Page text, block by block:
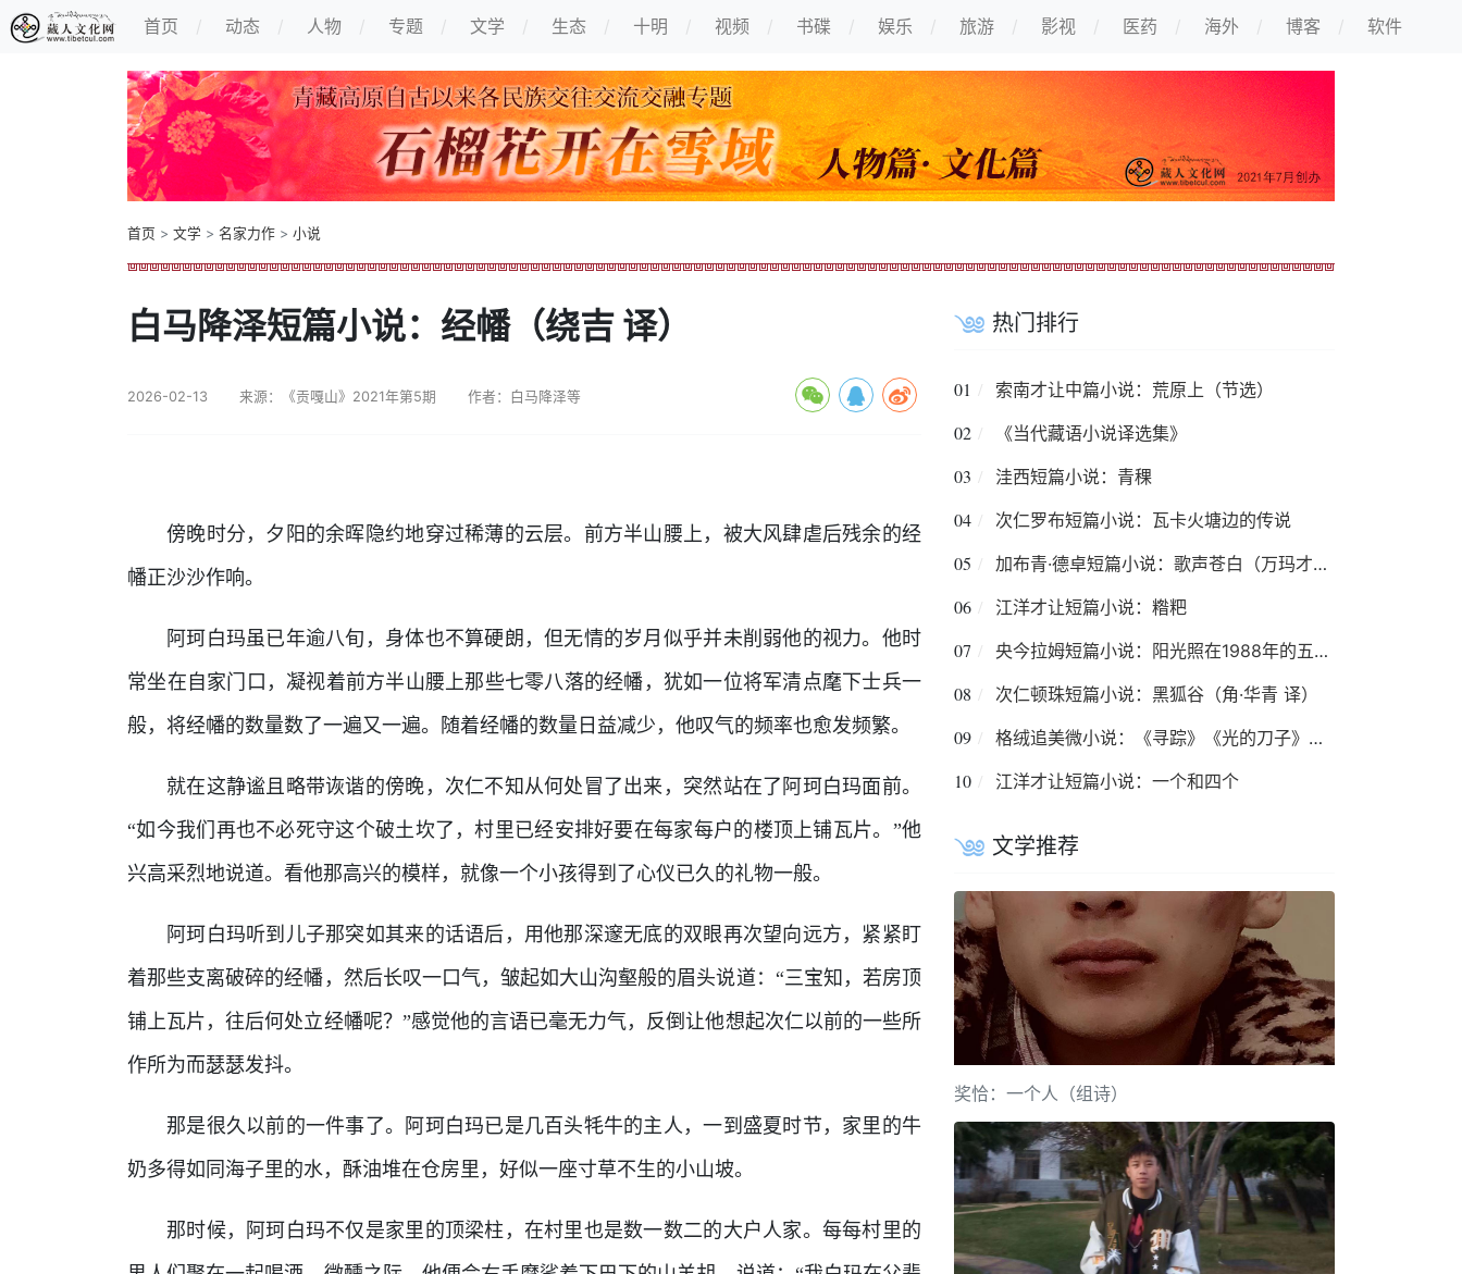
首页 动态 人物 专题 文学 生态 十明 视频 书碟 娱乐 旅游 影视 医药 海外 博客 软件
首页 > 文学 > 名家力作 > 小说
白马降泽短篇小说：经幡（绕吉 译）
2026-02-13 来源：《贡嘎山》2021年第5期 作者：白马降泽等
傍晚时分，夕阳的余晖隐约地穿过稀薄的云层。前方半山腰上，被大风肆虐后残余的经
幡正沙沙作响。
阿珂白玛虽已年逾八旬，身体也不算硬朗，但无情的岁月似乎并未削弱他的视力。他时
常坐在自家门口，凝视着前方半山腰上那些七零八落的经幡，犹如一位将军清点麾下士兵一
般，将经幡的数量数了一遍又一遍。随着经幡的数量日益减少，他叹气的频率也愈发频繁。
就在这静谧且略带诙谐的傍晚，次仁不知从何处冒了出来，突然站在了阿珂白玛面前。
“如今我们再也不必死守这个破土坎了，村里已经安排好要在每家每户的楼顶上铺瓦片。”他
兴高采烈地说道。看他那高兴的模样，就像一个小孩得到了心仪已久的礼物一般。
阿珂白玛听到儿子那突如其来的话语后，用他那深邃无底的双眼再次望向远方，紧紧盯
着那些支离破碎的经幡，然后长叹一口气，皱起如大山沟壑般的眉头说道：“三宝知，若房顶
铺上瓦片，往后何处立经幡呢？”感觉他的言语已毫无力气，反倒让他想起次仁以前的一些所
作所为而瑟瑟发抖。
那是很久以前的一件事了。阿珂白玛已是几百头牦牛的主人，一到盛夏时节，家里的牛
奶多得如同海子里的水，酥油堆在仓房里，好似一座寸草不生的小山坡。
那时候，阿珂白玛不仅是家里的顶梁柱，在村里也是数一数二的大户人家。每每村里的
热门排行
01 索南才让中篇小说：荒原上（节选）
02 《当代藏语小说译选集》
03 洼西短篇小说：青稞
04 次仁罗布短篇小说：瓦卡火塘边的传说
05 加布青·德卓短篇小说：歌声苍白（万玛才旦 译）
06 江洋才让短篇小说：糌粑
07 央今拉姆短篇小说：阳光照在1988年的五家村
08 次仁顿珠短篇小说：黑狐谷（角·华青 译）
09 格绒追美微小说：《寻踪》《光的刀子》《父亲》《奇迹》
10 江洋才让短篇小说：一个和四个
文学推荐
奖恰：一个人（组诗）